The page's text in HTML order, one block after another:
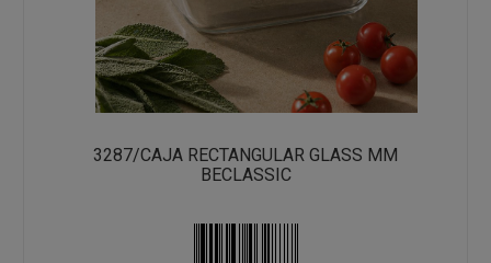
3287/CAJA RECTANGULAR GLASS MM
BECLASSIC